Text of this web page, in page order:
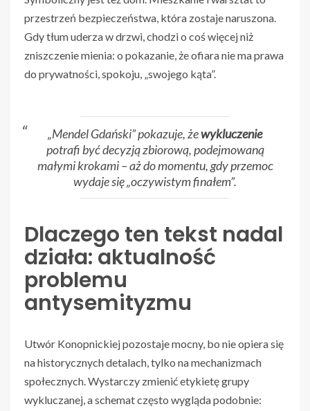
przestrzeń bezpieczeństwa, która zostaje naruszona.
Gdy tłum uderza w drzwi, chodzi o coś więcej niż
zniszczenie mienia: o pokazanie, że ofiara nie ma prawa
do prywatności, spokoju, „swojego kąta”.
„Mendel Gdański” pokazuje, żewykluczenie
potrafi być decyzją zbiorową, podejmowaną
małymi krokami – aż do momentu, gdy przemoc
wydaje się „oczywistym finałem”.
Dlaczego ten tekst nadal
działa: aktualność
problemu
antysemityzmu
Utwór Konopnickiej pozostaje mocny, bo nie opiera się
na historycznych detalach, tylko na mechanizmach
społecznych. Wystarczy zmienić etykietę grupy
wykluczanej, a schemat często wygląda podobnie: